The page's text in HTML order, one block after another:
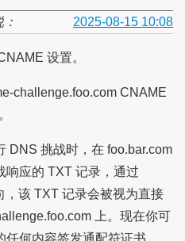
2025-08-15 10:08
设置。
challenge.foo.com CNAME
DNS 挑战时，在 foo.bar.com
响应的 TXT 记录，通过
，该 TXT 记录会被视为直接
上。现在你可